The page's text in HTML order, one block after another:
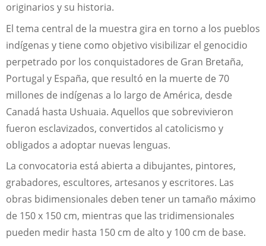
originarios y su historia.
El tema central de la muestra gira en torno a los pueblos
indígenas y tiene como objetivo visibilizar el genocidio
perpetrado por los conquistadores de Gran Bretaña,
Portugal y España, que resultó en la muerte de 70
millones de indígenas a lo largo de América, desde
Canadá hasta Ushuaia. Aquellos que sobrevivieron
fueron esclavizados, convertidos al catolicismo y
obligados a adoptar nuevas lenguas.
La convocatoria está abierta a dibujantes, pintores,
grabadores, escultores, artesanos y escritores. Las
obras bidimensionales deben tener un tamaño máximo
de 150 x 150 cm, mientras que las tridimensionales
pueden medir hasta 150 cm de alto y 100 cm de base.